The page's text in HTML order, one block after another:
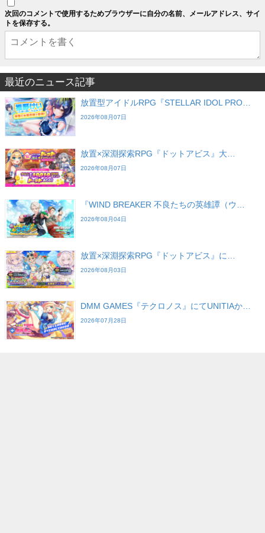
次回のコメントで使用するためブラウザーに自分の名前、メールアドレス、サイ
トを保存する。
最近のニュース記事
放置型アイドルRPG『STELLAR IDOL PRO…
2026年08月07日
放置×深淵探索RPG『ドットアビス』大…
2026年08月07日
『WIND BREAKER 不良たちの英雄譚（ウ…
2026年08月04日
放置×深淵探索RPG『ドットアビス』に…
2026年08月03日
DMM GAMES『テクロノス』にてUNITIAか…
2026年07月28日